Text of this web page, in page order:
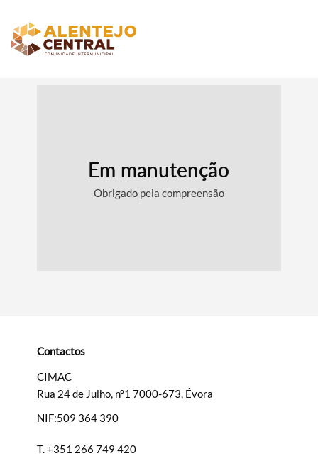
Termo de Pesquisa
Em manutenção
Obrigado pela compreensão
Contactos
CIMAC
Rua 24 de Julho, nº1 7000-673, Évora
NIF:509 364 390
T.+351 266 749 420